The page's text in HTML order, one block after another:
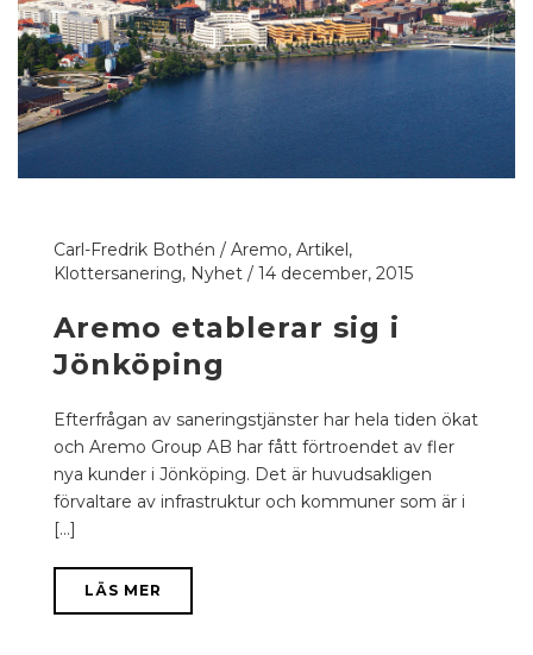
Carl-Fredrik Bothén / Aremo, Artikel,
Klottersanering, Nyhet / 14 december, 2015
Aremo etablerar sig i
Jönköping
Efterfrågan av saneringstjänster har hela tiden ökat
och Aremo Group AB har fått förtroendet av fler
nya kunder i Jönköping. Det är huvudsakligen
förvaltare av infrastruktur och kommuner som är i
[...]
LÄS MER